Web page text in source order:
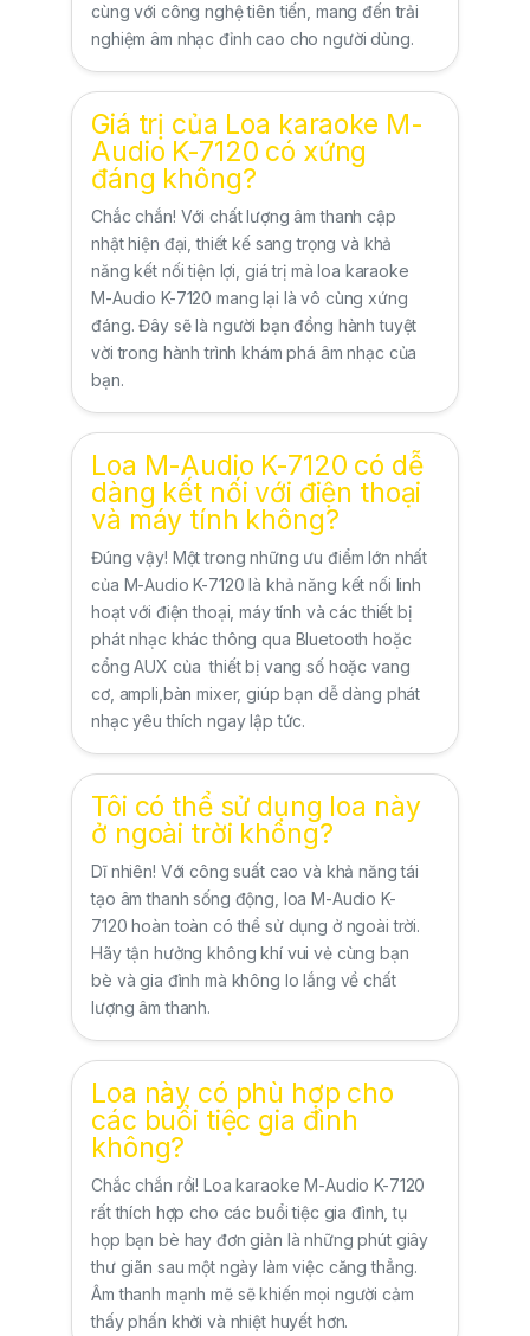
cùng với công nghệ tiên tiến, mang đến trải
nghiệm âm nhạc đỉnh cao cho người dùng.
Giá trị của Loa karaoke M-
Audio K-7120 có xứng
đáng không?
Chắc chắn! Với chất lượng âm thanh cập
nhật hiện đại, thiết kế sang trọng và khả
năng kết nối tiện lợi, giá trị mà loa karaoke
M-Audio K-7120 mang lại là vô cùng xứng
đáng. Đây sẽ là người bạn đồng hành tuyệt
vời trong hành trình khám phá âm nhạc của
bạn.
Loa M-Audio K-7120 có dễ
dàng kết nối với điện thoại
và máy tính không?
Đúng vậy! Một trong những ưu điểm lớn nhất
của M-Audio K-7120 là khả năng kết nối linh
hoạt với điện thoại, máy tính và các thiết bị
phát nhạc khác thông qua Bluetooth hoặc
cổng AUX của thiết bị vang số hoặc vang
cơ, ampli,bàn mixer, giúp bạn dễ dàng phát
nhạc yêu thích ngay lập tức.
Tôi có thể sử dụng loa này
ở ngoài trời không?
Dĩ nhiên! Với công suất cao và khả năng tái
tạo âm thanh sống động, loa M-Audio K-
7120 hoàn toàn có thể sử dụng ở ngoài trời.
Hãy tận hưởng không khí vui vẻ cùng bạn
bè và gia đình mà không lo lắng về chất
lượng âm thanh.
Loa này có phù hợp cho
các buổi tiệc gia đình
không?
Chắc chắn rồi! Loa karaoke M-Audio K-7120
rất thích hợp cho các buổi tiệc gia đình, tụ
họp bạn bè hay đơn giản là những phút giây
thư giãn sau một ngày làm việc căng thẳng.
Âm thanh mạnh mẽ sẽ khiến mọi người cảm
thấy phấn khởi và nhiệt huyết hơn.